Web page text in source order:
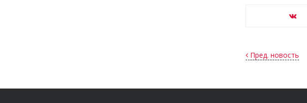
Пред. новость